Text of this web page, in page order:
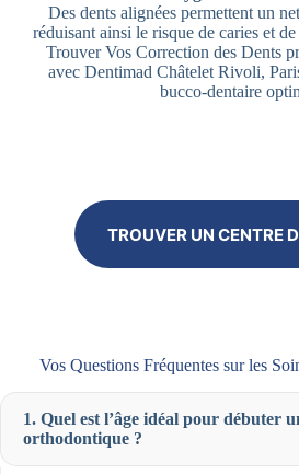
Des dents alignées permettent un
réduisant ainsi le risque de caries et
Trouver Vos Correction des Dents
avec Dentimad Châtelet Rivoli,
bucco-dentaire
TROUVER UN CENTRE
Vos Questions Fréquentes sur les
1. Quel est l’âge idéal pour débuter
orthodontique ?